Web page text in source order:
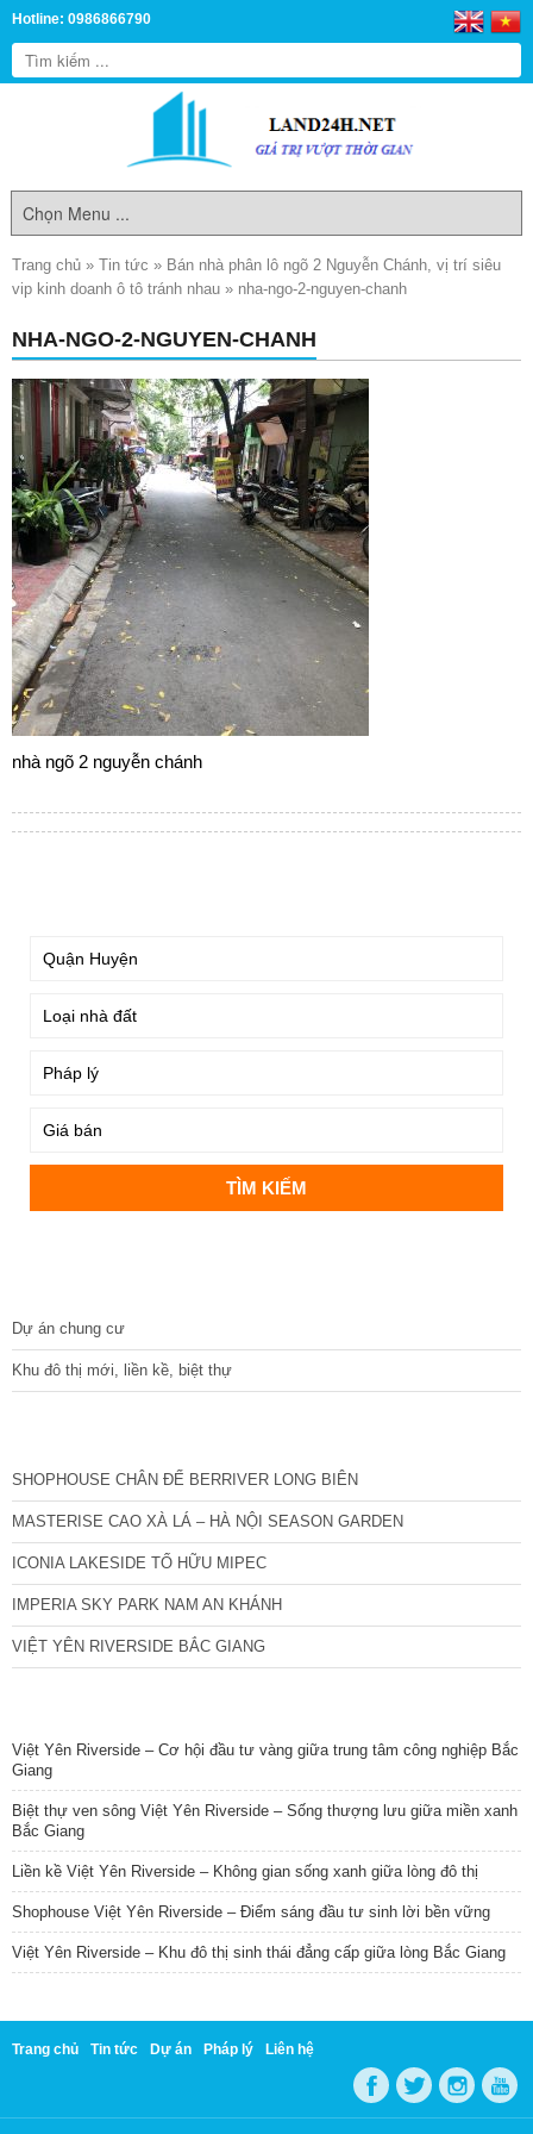
Hotline: 0986866790
Trang chủ » Tin tức » Bán nhà phân lô ngõ 2 Nguyễn Chánh, vị trí siêu
vip kinh doanh ô tô tránh nhau » nha-ngo-2-nguyen-chanh
NHA-NGO-2-NGUYEN-CHANH
nhà ngõ 2 nguyễn chánh
Dự án chung cư
Khu đô thị mới, liền kề, biệt thự
SHOPHOUSE CHÂN ĐẾ BERRIVER LONG BIÊN
MASTERISE CAO XÀ LÁ – HÀ NỘI SEASON GARDEN
ICONIA LAKESIDE TỐ HỮU MIPEC
IMPERIA SKY PARK NAM AN KHÁNH
VIỆT YÊN RIVERSIDE BẮC GIANG
Việt Yên Riverside – Cơ hội đầu tư vàng giữa trung tâm công nghiệp Bắc
Giang
Biệt thự ven sông Việt Yên Riverside – Sống thượng lưu giữa miền xanh
Bắc Giang
Liền kề Việt Yên Riverside – Không gian sống xanh giữa lòng đô thị
Shophouse Việt Yên Riverside – Điểm sáng đầu tư sinh lời bền vững
Việt Yên Riverside – Khu đô thị sinh thái đẳng cấp giữa lòng Bắc Giang
Trang chủ Tin tức Dự án Pháp lý Liên hệ